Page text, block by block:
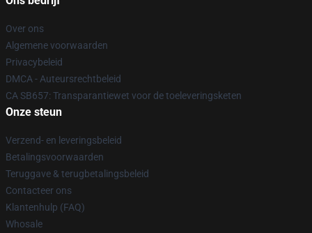
Over ons
Algemene voorwaarden
Privacybeleid
DMCA - Auteursrechtbeleid
CA SB657: Transparantiewet voor de toeleveringsketen
Onze steun
Verzend- en leveringsbeleid
Betalingsvoorwaarden
Teruggave & terugbetalingsbeleid
Contacteer ons
Klantenhulp (FAQ)
Whosale